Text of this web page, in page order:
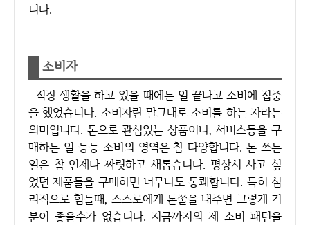
니다.
소비자
직장 생활을 하고 있을 때에는 일 끝나고 소비에 집중
을 했었습니다. 소비자란 말그대로 소비를 하는 자라는
의미입니다. 돈으로 관심있는 상품이나, 서비스등을 구
매하는 일 등등 소비의 영역은 참 다양합니다. 돈 쓰는
일은 참 언제나 짜릿하고 새롭습니다. 평상시 사고 싶
었던 제품들을 구매하면 너무나도 통쾌합니다. 특히 심
리적으로 힘들때, 스스로에게 돈쭐을 내주면 그렇게 기
분이 좋을수가 없습니다. 지금까지의 제 소비 패턴을